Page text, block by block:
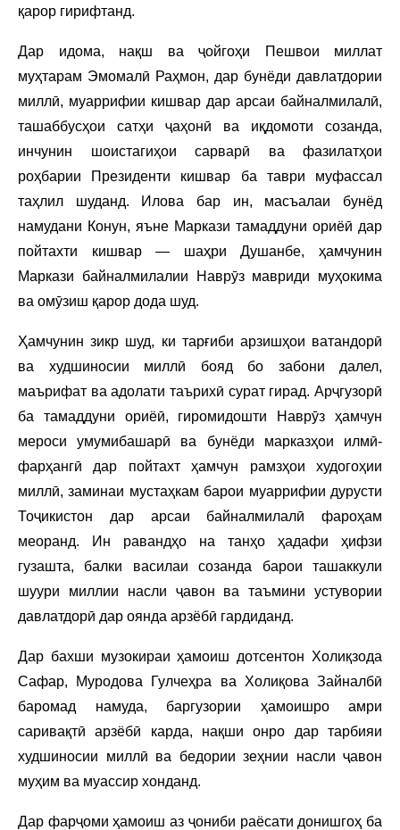
қарор гирифтанд.
Дар идома, нақш ва ҷойгоҳи Пешвои миллат
муҳтарам Эмомалӣ Раҳмон, дар бунёди давлатдории
миллӣ, муаррифии кишвар дар арсаи байналмилалӣ,
ташаббусҳои сатҳи ҷаҳонӣ ва иқдомоти созанда,
инчунин шоистагиҳои сарварӣ ва фазилатҳои
роҳбарии Президенти кишвар ба таври муфассал
таҳлил шуданд. Илова бар ин, масъалаи бунёд
намудани Конун, яъне Маркази тамаддуни ориёӣ дар
пойтахти кишвар — шаҳри Душанбе, ҳамчунин
Маркази байналмилалии Наврӯз мавриди муҳокима
ва омӯзиш қарор дода шуд.
Ҳамчунин зикр шуд, ки тарғиби арзишҳои ватандорӣ
ва худшиносии миллӣ бояд бо забони далел,
маърифат ва адолати таърихӣ сурат гирад. Арҷгузорӣ
ба тамаддуни ориёӣ, гиромидошти Наврӯз ҳамчун
мероси умумибашарӣ ва бунёди марказҳои илмӣ-
фарҳангӣ дар пойтахт ҳамчун рамзҳои худогоҳии
миллӣ, заминаи мустаҳкам барои муаррифии дурусти
Тоҷикистон дар арсаи байналмилалӣ фароҳам
меоранд. Ин равандҳо на танҳо ҳадафи ҳифзи
гузашта, балки василаи созанда барои ташаккули
шуури миллии насли ҷавон ва таъмини устувории
давлатдорӣ дар оянда арзёбӣ гардиданд.
Дар бахши музокираи ҳамоиш дотсентон Холиқзода
Сафар, Муродова Гулчеҳра ва Холиқова Зайналбӣ
баромад намуда, баргузории ҳамоишро амри
саривақтӣ арзёбӣ карда, нақши онро дар тарбияи
худшиносии миллӣ ва бедории зеҳнии насли ҷавон
муҳим ва муассир хонданд.
Дар фарҷоми ҳамоиш аз ҷониби раёсати донишгоҳ ба